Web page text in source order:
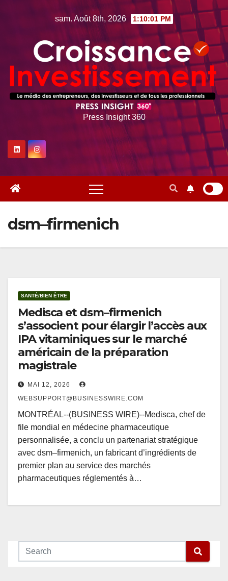
sam. Août 8th, 2026 1:10:01 PM
Press Insight 360
dsm–firmenich
SANTÉ/BIEN ÊTRE
Medisca et dsm–firmenich
s’associent pour élargir l’accès aux
IPA vitaminiques sur le marché
américain de la préparation
magistrale
MAI 12, 2026
WEBSUPPORT@BUSINESSWIRE.COM
MONTRÉAL--(BUSINESS WIRE)--Medisca, chef de
file mondial en médecine pharmaceutique
personnalisée, a conclu un partenariat stratégique
avec dsm–firmenich, un fabricant d’ingrédients de
premier plan au service des marchés
pharmaceutiques réglementés à…